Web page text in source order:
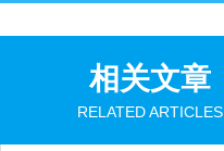
相关文章
RELATED ARTICLES